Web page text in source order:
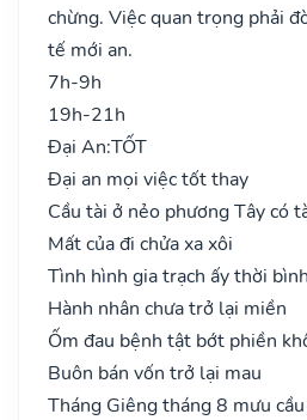
chừng. Việc quan trọng phải
tế mới an.
7h-9h
19h-21h
Đại An:TỐT
Đại an mọi việc tốt thay
Cầu tài ở nẻo phương Tây có
Mất của đi chửa xa xôi
Tình hình gia trạch ấy thời
Hành nhân chưa trở lại miền
Ốm đau bệnh tật bớt phiền
Buôn bán vốn trở lại mau
Tháng Giêng tháng 8 mưu cầu